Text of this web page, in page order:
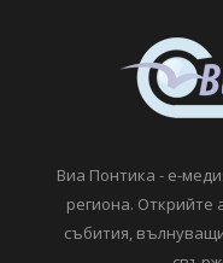
Виа Понтика - е-
региона. Открийте
събития,